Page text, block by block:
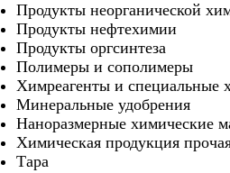
Продукты неорганической
Продукты нефтехимии
Продукты оргсинтеза
Полимеры и сополимеры
Химреагенты и специальные
Минеральные удобрения
Наноразмерные химические
Химическая продукция
Тара